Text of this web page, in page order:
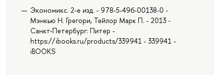
Экономикс. 2-е изд. - 978-5-496-00138-0 -
Мэнкью Н. Грегори, Тейлор Марк П. - 2013 -
Санкт-Петербург: Питер -
https://ibooks.ru/products/339941 - 339941 -
iBOOKS